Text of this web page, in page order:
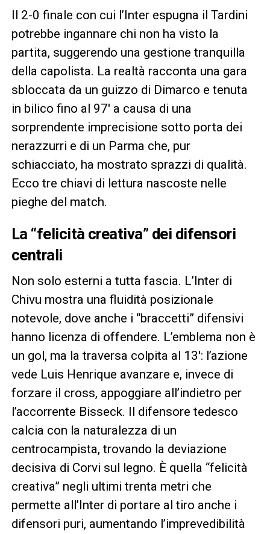
Il 2-0 finale con cui l’Inter espugna il Tardini
potrebbe ingannare chi non ha visto la
partita, suggerendo una gestione tranquilla
della capolista. La realtà racconta una gara
sbloccata da un guizzo di Dimarco e tenuta
in bilico fino al 97′ a causa di una
sorprendente imprecisione sotto porta dei
nerazzurri e di un Parma che, pur
schiacciato, ha mostrato sprazzi di qualità.
Ecco tre chiavi di lettura nascoste nelle
pieghe del match.
La “felicità creativa” dei difensori
centrali
Non solo esterni a tutta fascia. L’Inter di
Chivu mostra una fluidità posizionale
notevole, dove anche i “braccetti” difensivi
hanno licenza di offendere. L’emblema non è
un gol, ma la traversa colpita al 13′: l’azione
vede Luis Henrique avanzare e, invece di
forzare il cross, appoggiare all’indietro per
l’accorrente Bisseck. Il difensore tedesco
calcia con la naturalezza di un
centrocampista, trovando la deviazione
decisiva di Corvi sul legno. È quella “felicità
creativa” negli ultimi trenta metri che
permette all’Inter di portare al tiro anche i
difensori puri, aumentando l’imprevedibilità